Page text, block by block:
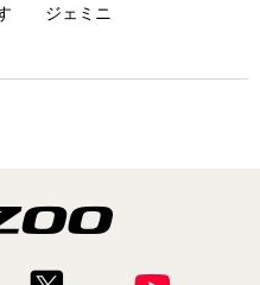
ゞ ジェミニ